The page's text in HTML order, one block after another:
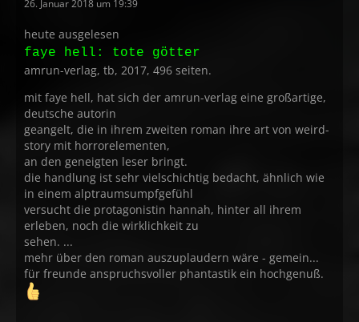
26. Januar 2018 um 19:39
heute ausgelesen
faye hell: tote götter
amrun-verlag, tb, 2017, 496 seiten.
mit faye hell, hat sich der amrun-verlag eine großartige,
deutsche autorin
geangelt, die in ihrem zweiten roman ihre art von weird-
story mit horrorelementen,
an den geneigten leser bringt.
die handlung ist sehr vielschichtig bedacht, ähnlich wie
in einem alptraumsumpfgefühl
versucht die protagonistin hannah, hinter all ihrem
erleben, noch die wirklichkeit zu
sehen. ...
mehr über den roman auszuplaudern wäre - gemein...
für freunde anspruchsvoller phantastik ein hochgenuß.